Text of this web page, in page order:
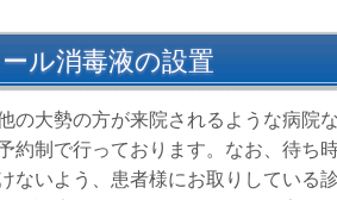
ル消毒液の設置
大勢の方が来院されるような病院
約制で行っております。なお、待ち
ないよう、患者様にお取りしている